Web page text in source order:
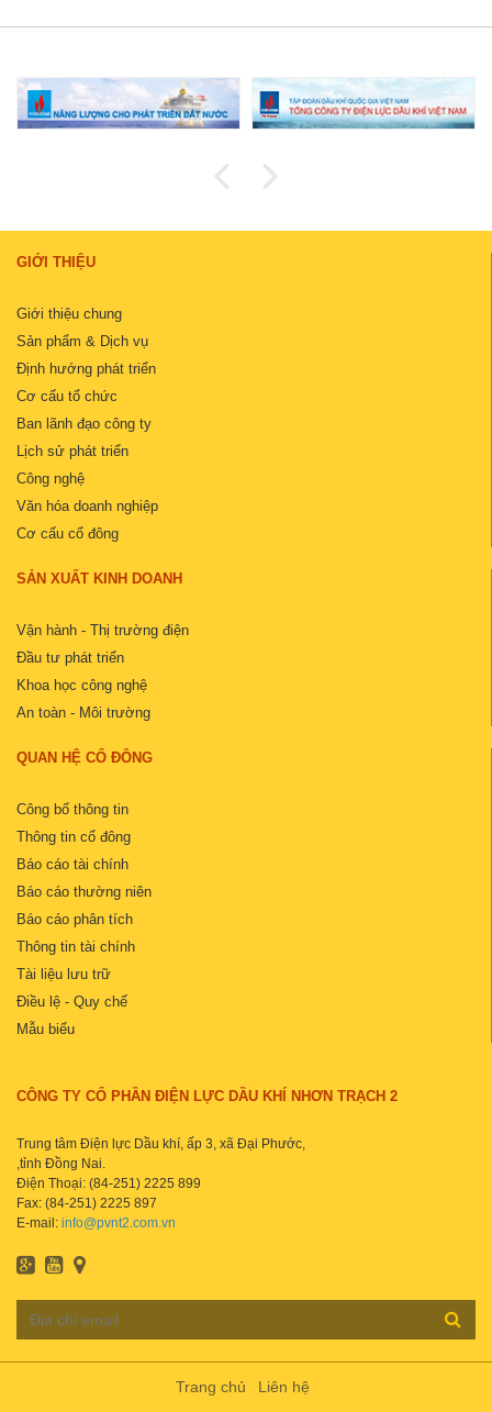
GIỚI THIỆU
Giới thiệu chung
Sản phẩm & Dịch vụ
Định hướng phát triển
Cơ cấu tổ chức
Ban lãnh đạo công ty
Lịch sử phát triển
Công nghệ
Văn hóa doanh nghiệp
Cơ cấu cổ đông
SẢN XUẤT KINH DOANH
Vận hành - Thị trường điện
Đầu tư phát triển
Khoa học công nghệ
An toàn - Môi trường
QUAN HỆ CỔ ĐÔNG
Công bố thông tin
Thông tin cổ đông
Báo cáo tài chính
Báo cáo thường niên
Báo cáo phân tích
Thông tin tài chính
Tài liệu lưu trữ
Điều lệ - Quy chế
Mẫu biểu
CÔNG TY CỔ PHẦN ĐIỆN LỰC DẦU KHÍ NHƠN TRẠCH 2
Trung tâm Điện lực Dầu khí, ấp 3, xã Đại Phước,
,tỉnh Đồng Nai.
Điện Thoại: (84-251) 2225 899
Fax: (84-251) 2225 897
E-mail: info@pvnt2.com.vn
Trang chủ Liên hệ